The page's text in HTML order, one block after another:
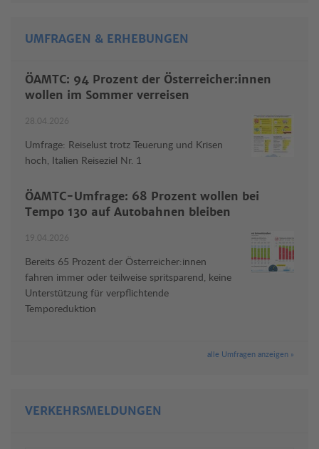
UMFRAGEN & ERHEBUNGEN
ÖAMTC: 94 Prozent der Österreicher:innen
wollen im Sommer verreisen
28.04.2026
Umfrage: Reiselust trotz Teuerung und Krisen
hoch, Italien Reiseziel Nr. 1
ÖAMTC-Umfrage: 68 Prozent wollen bei
Tempo 130 auf Autobahnen bleiben
19.04.2026
Bereits 65 Prozent der Österreicher:innen
fahren immer oder teilweise spritsparend, keine
Unterstützung für verpflichtende
Temporeduktion
alle Umfragen anzeigen »
VERKEHRSMELDUNGEN